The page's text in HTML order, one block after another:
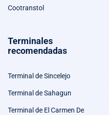
Cootranstol
Terminales
recomendadas
Terminal de Sincelejo
Terminal de Sahagun
Terminal de El Carmen De